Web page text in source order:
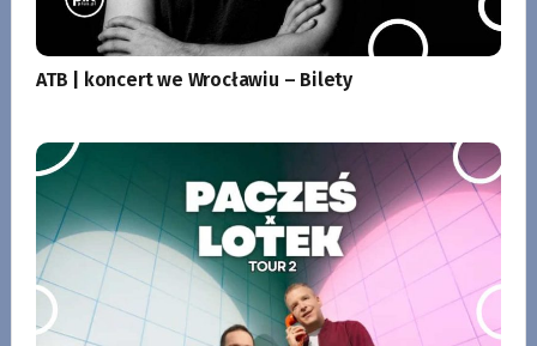
ATB | koncert we Wrocławiu – Bilety